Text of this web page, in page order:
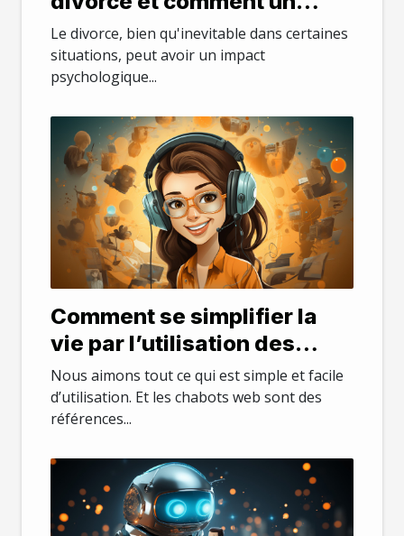
avocat peut aider
Le divorce, bien qu'inevitable dans certaines
situations, peut avoir un impact
psychologique...
Comment se simplifier la
vie par l’utilisation des
chatbots web ?
Nous aimons tout ce qui est simple et facile
d’utilisation. Et les chabots web sont des
références...